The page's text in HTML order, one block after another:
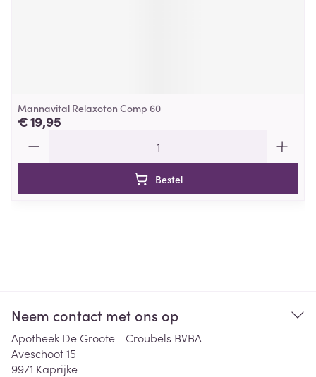
Mannavital Relaxoton Comp 60
€ 19,95
Bestel
Neem contact met ons op
Apotheek De Groote - Croubels BVBA
Aveschoot 15
9971 Kaprijke